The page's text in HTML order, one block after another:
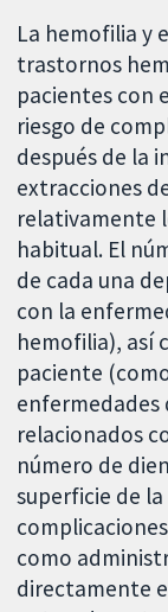
La hemofilia y
trastornos
pacientes con
riesgo de
después de la
extracciones
relativamente
habitual. El
de cada una
con la
hemofilia), así
paciente
enfermedades
relacionados
número de
superficie de
como
directamente